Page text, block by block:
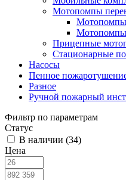
Мотопомпы
Мотопомпы
Мотопомпы
Прицепные
Стационарные
Насосы
Пенное
Разное
Ручной пожарный
Фильтр по параметрам
Статус
В наличии (34)
Цена